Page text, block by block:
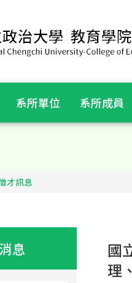
系所單位 系所成員
才訊息
息
國
理